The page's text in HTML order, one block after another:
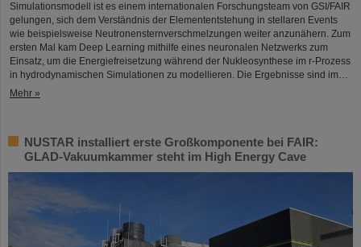
Simulationsmodell ist es einem internationalen Forschungsteam von GSI/FAIR
gelungen, sich dem Verständnis der Elemententstehung in stellaren Events
wie beispielsweise Neutronensternverschmelzungen weiter anzunähern. Zum
ersten Mal kam Deep Learning mithilfe eines neuronalen Netzwerks zum
Einsatz, um die Energiefreisetzung während der Nukleosynthese im r-Prozess
in hydrodynamischen Simulationen zu modellieren. Die Ergebnisse sind im…
Mehr »
NUSTAR installiert erste Großkomponente bei FAIR:
GLAD-Vakuumkammer steht im High Energy Cave